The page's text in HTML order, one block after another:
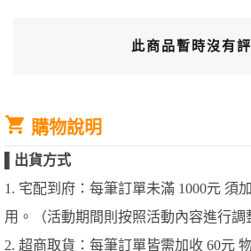
此商品暫時沒有
購物說明
出貨方式
1. 宅配到府：每筆訂單未滿 1000元 須
用。（活動期間則按照活動內容進行調
2. 超商取貨：每筆訂單皆需加收 60元